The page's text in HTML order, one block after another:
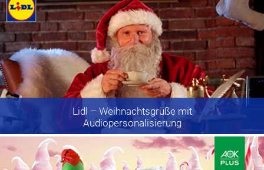
Lidl – Weihnachtsgrüße mit
Audiopersonalisierung